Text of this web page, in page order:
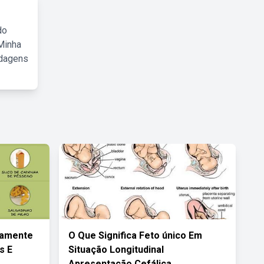
E
O Que Significa Feto único Em
Situação Longitudinal